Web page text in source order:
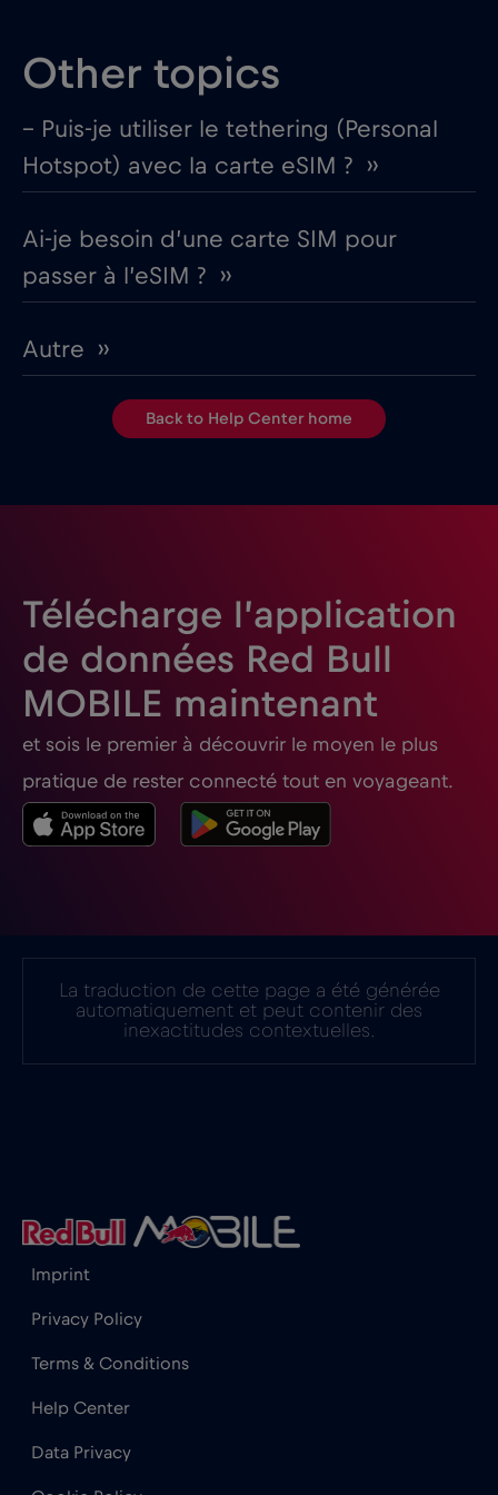
Other topics
– Puis-je utiliser le tethering (Personal
Hotspot) avec la carte eSIM ? ››
Ai-je besoin d’une carte SIM pour
passer à l’eSIM ? ››
Autre ››
Back to Help Center home
Télécharge l’application
de données Red Bull
MOBILE maintenant
et sois le premier à découvrir le moyen le plus
pratique de rester connecté tout en voyageant.
La traduction de cette page a été générée
automatiquement et peut contenir des
inexactitudes contextuelles.
Imprint
Privacy Policy
Terms & Conditions
Help Center
Data Privacy